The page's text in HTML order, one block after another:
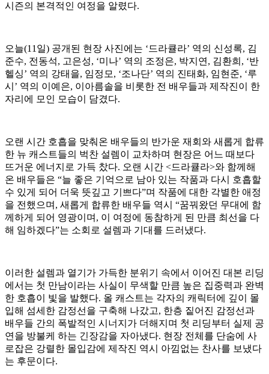
시즌의 본격적인 여정을 알렸다.
오늘(11일) 공개된 현장 사진에는 ‘드라큘라’ 역의 신성록, 김
준수, 전동석, 고은성, ‘미나’ 역의 조정은, 박지연, 김환희, ‘반
헬싱’ 역의 강태을, 임정모, ‘조나단’ 역의 진태화, 임현준, ‘루
시’ 역의 이예은, 이아름솔을 비롯한 전 배우들과 제작진이 한
자리에 모인 모습이 담겼다.
오랜 시간 호흡을 맞춰온 배우들의 반가운 재회와 새롭게 합류
한 뉴 캐스트들의 벅찬 설렘이 교차하며 현장은 어느 때보다
뜨거운 에너지로 가득 찼다. 오랜 시간 <드라큘라>와 함께해
온 배우들은 “늘 좋은 기억으로 남아 있는 작품과 다시 호흡할
수 있게 되어 더욱 뜻깊고 기쁘다”며 작품에 대한 각별한 애정
을 전했으며, 새롭게 합류한 배우들 역시 “꿈꿔왔던 무대에 함
께하게 되어 영광이며, 이 여정에 동참하게 된 만큼 최선을 다
해 임하겠다”는 소회로 설렘과 기대를 드러냈다.
이러한 설렘과 열기가 가득한 분위기 속에서 이어진 대본 리딩
에서는 첫 만남이라는 사실이 무색할 만큼 높은 집중력과 완벽
한 호흡이 빛을 발했다. 올 캐스트는 각자의 캐릭터에 깊이 몰
입해 섬세한 감정선을 구축해 나갔고, 한층 짙어진 감정선과
배우들 간의 폭발적인 시너지가 더해지며 첫 리딩부터 실제 공
연을 방불케 하는 긴장감을 자아냈다. 현장 전체를 단숨에 사
로잡은 강렬한 몰입감에 제작진 역시 아낌없는 찬사를 보냈다
는 후문이다.